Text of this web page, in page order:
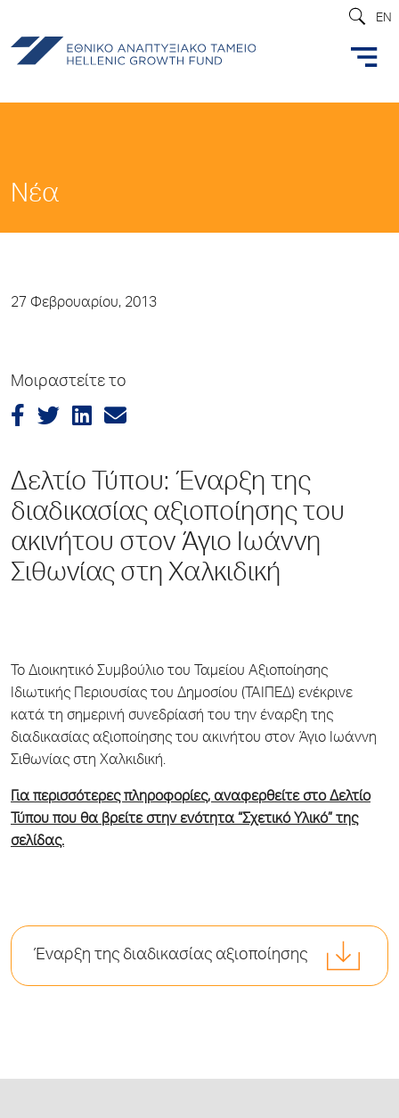
EN
Νέα
27 Φεβρουαρίου, 2013
Μοιραστείτε το
Δελτίο Τύπου: Έναρξη της
διαδικασίας αξιοποίησης του
ακινήτου στον Άγιο Ιωάννη
Σιθωνίας στη Χαλκιδική
Το Διοικητικό Συμβούλιο του Ταμείου Αξιοποίησης
Ιδιωτικής Περιουσίας του Δημοσίου (ΤΑΙΠΕΔ) ενέκρινε
κατά τη σημερινή συνεδρίασή του την έναρξη της
διαδικασίας αξιοποίησης του ακινήτου στον Άγιο Ιωάννη
Σιθωνίας στη Χαλκιδική.
Για περισσότερες πληροφορίες, αναφερθείτε στο Δελτίο
Τύπου που θα βρείτε στην ενότητα “Σχετικό Υλικό” της
σελίδας.
Έναρξη της διαδικασίας αξιοποίησης